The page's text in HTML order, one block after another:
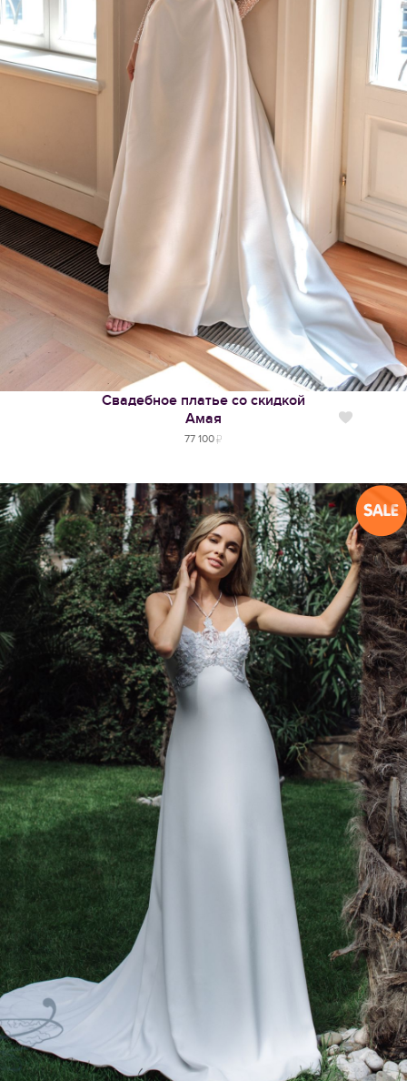
Свадебное платье со скидкой
Амая
77 100